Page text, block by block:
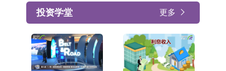
投资学堂 更多